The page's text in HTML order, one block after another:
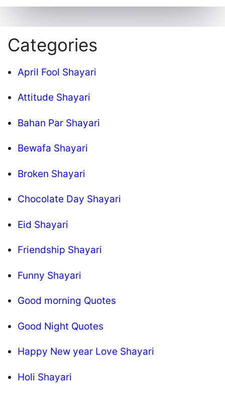
Categories
April Fool Shayari
Attitude Shayari
Bahan Par Shayari
Bewafa Shayari
Broken Shayari
Chocolate Day Shayari
Eid Shayari
Friendship Shayari
Funny Shayari
Good morning Quotes
Good Night Quotes
Happy New year Love Shayari
Holi Shayari